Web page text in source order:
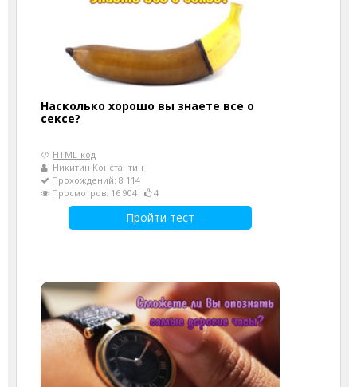
Насколько хорошо вы знаете все о
сексе?
HTML-код
Никитин Константин
Прохождений: 8 114
Просмотров: 16 904
4
Пройти тест